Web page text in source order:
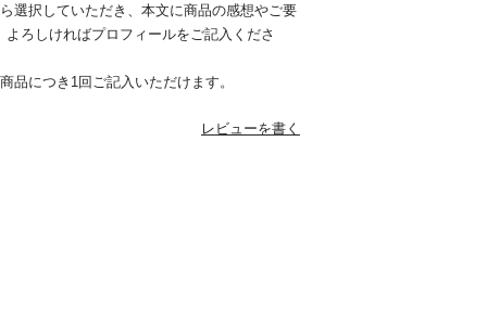
選択していただき、本文に商品の感想やご要
よろしければプロフィールをご記入くださ
品につき1回ご記入いただけます。
レビューを書く